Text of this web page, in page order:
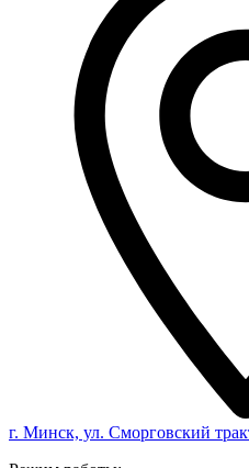
г. Минск, ул. Сморговский